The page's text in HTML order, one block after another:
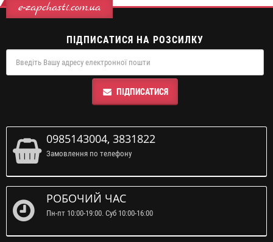
e-zapchasti.com.ua
ПІДПИСАТИСЯ НА РОЗСИЛКУ
ПІДПИСАТИСЯ
0985143004, 3831822
Замовлення по телефону
РОБОЧИЙ ЧАС
Пн-пт 10:00-19:00. Суб 10:00-16:00